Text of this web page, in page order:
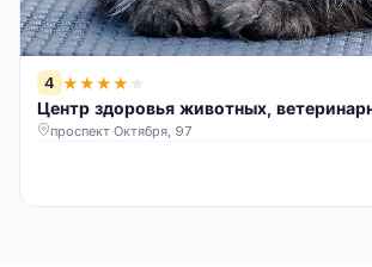
4 ★★★★ ★
Центр здоровья животных,
проспект Октября, 97